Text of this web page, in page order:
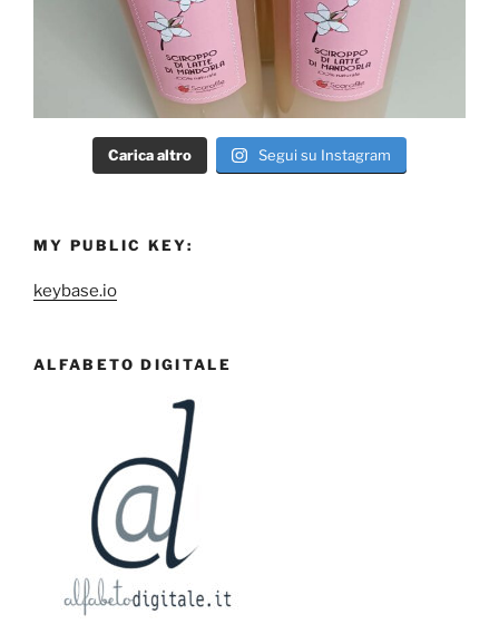
Carica altro Segui su Instagram
MY PUBLIC KEY:
keybase.io
ALFABETO DIGITALE